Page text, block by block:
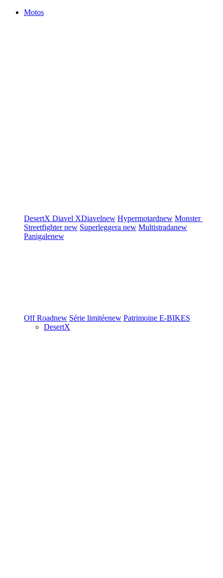
Motos
DesertX Diavel XDiavelnew Hypermotardnew Monster
Streetfighternew Superleggera new Multistradanew
Panigalenew
Off Roadnew Série limitéenew Patrimoine E-BIKES
DesertX